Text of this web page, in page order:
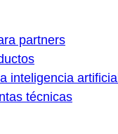
partners
inteligencia artificial
técnicas